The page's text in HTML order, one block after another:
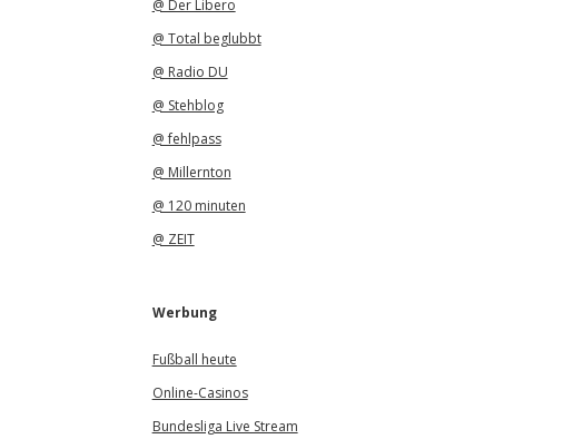
@ Der Libero
@ Total beglubbt
@ Radio DU
@ Stehblog
@ fehlpass
@ Millernton
@ 120 minuten
@ ZEIT
Werbung
Fußball heute
Online-Casinos
Bundesliga Live Stream